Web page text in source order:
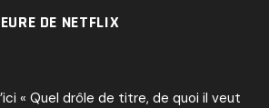
DE NETFLIX
« Quel drôle de titre, de quoi il veut